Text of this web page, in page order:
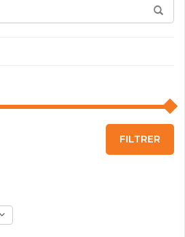
FILTRER